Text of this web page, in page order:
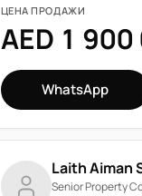
ЦЕНА ПРОДАЖИ
AED 1
WhatsApp
Laith Aiman
Senior Property